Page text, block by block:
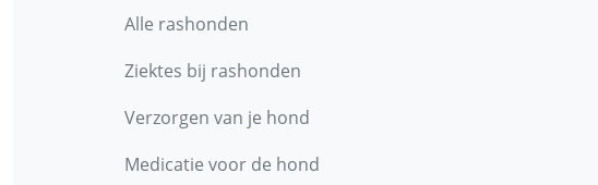
Alle rashonden
Ziektes bij rashonden
Verzorgen van je hond
Medicatie voor de hond